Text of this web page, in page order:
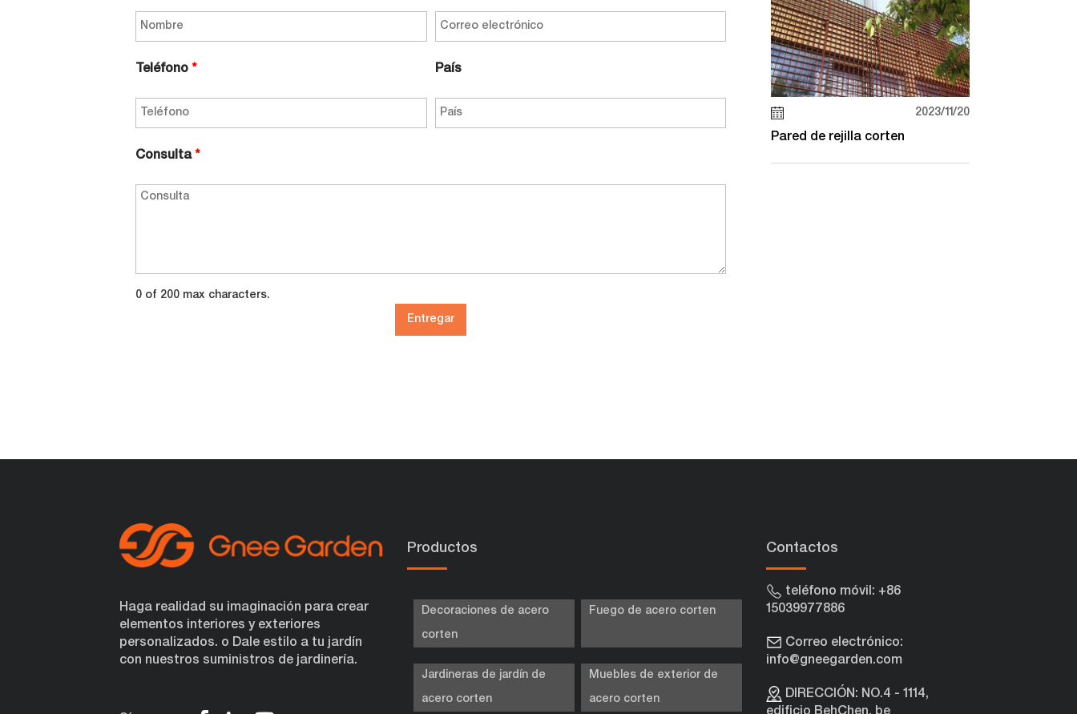
Teléfono * País
Consulta*
0 of 200 max characters.
Entregar
2023/11/20
Pared de rejilla corten
Haga realidad su imaginación para crear
elementos interiores y exteriores
personalizados. o Dale estilo a tu jardín
con nuestros suministros de jardinería.
Productos
Decoraciones de acero
corten
Fuego de acero corten
Jardineras de jardín de
acero corten
Muebles de exterior de
acero corten
Contactos
teléfono móvil: +86
15039977886
Correo electrónico:
info@gneegarden.com
DIRECCIÓN: NO.4 - 1114,